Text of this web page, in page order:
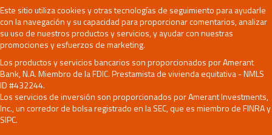
Este sitio utiliza cookies y otras tecnologías de seguimiento para ayudarle
con la navegación y su capacidad para proporcionar comentarios, analizar
su uso de nuestros productos y servicios, y ayudar con nuestras
promociones y esfuerzos de marketing.
Los productos y servicios bancarios son proporcionados por Amerant
Bank, N.A. Miembro de la FDIC. Prestamista de vivienda equitativa - NMLS
ID #432244.
Los servicios de inversión son proporcionados por Amerant Investments,
Inc., un corredor de bolsa registrado en la SEC, que es miembro de FINRA y
SIPC.